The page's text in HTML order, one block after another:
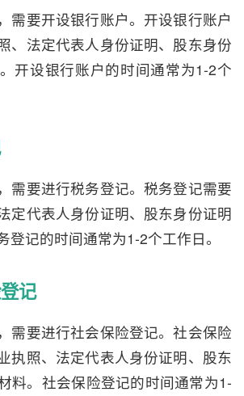
需要开设银行账户。开设银行账户
、法定代表人身份证明、股东身份
开设银行账户的时间通常为1-2个
需要进行税务登记。税务登记需要
定代表人身份证明、股东身份证明
登记的时间通常为1-2个工作日。
记
需要进行社会保险登记。社会保险
执照、法定代表人身份证明、股东
料。社会保险登记的时间通常为1-